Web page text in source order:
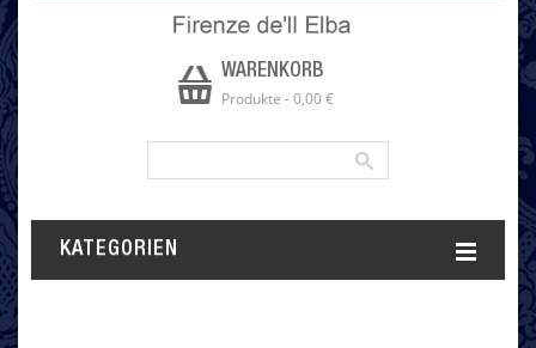
WARENKORB
Produkte -0,00 €
KATEGORIEN